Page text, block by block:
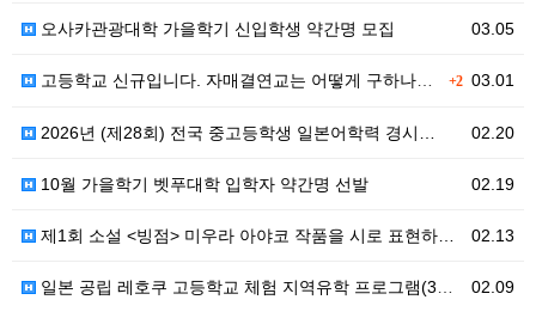
03.05
오사카관광대학 가을학기 신입학생 약간명 모집
+203.01
고등학교 신규입니다. 자매결연교는 어떻게 구하나요??
02.20
2026년 (제28회) 전국 중고등학생 일본어학력 경시…
02.19
10월 가을학기 벳푸대학 입학자 약간명 선발
02.13
제1회 소설 <빙점> 미우라 아야코 작품을 시로 표현하…
02.09
일본 공립 레호쿠 고등학교 체험 지역유학 프로그램(3월…